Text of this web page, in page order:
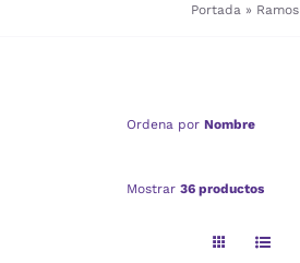
Politica de privacidad
Portada » Ramos
Ordena por Nombre
Mostrar 36 productos